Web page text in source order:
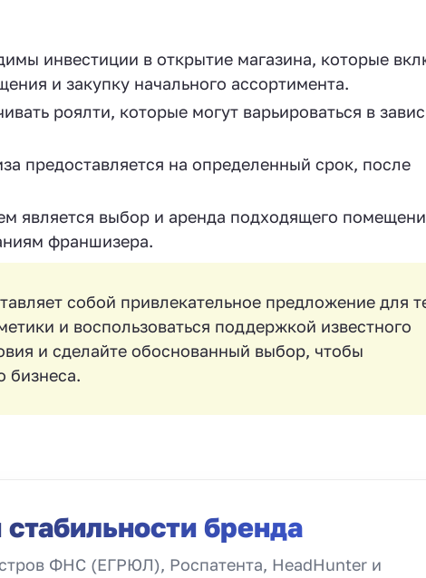
инвестиции в открытие магазина, которые
и закупку начального ассортимента.
роялти, которые могут варьироваться в
предоставляется на определенный срок, после
является выбор и аренда подходящего
франшизера.
собой привлекательное предложение для
и воспользоваться поддержкой известного
и сделайте обоснованный выбор, чтобы
бизнеса.
бренда
ФНС (ЕГРЮЛ), Роспатента, HeadHunter и